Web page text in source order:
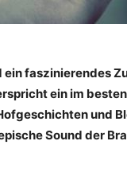
faszinierendes
ein im
und
Sound der